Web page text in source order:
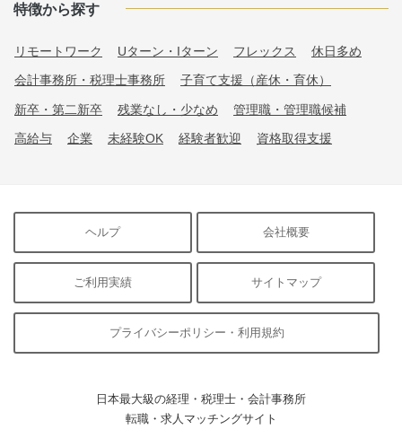
特徴から探す
リモートワーク Uターン・Iターン フレックス 休日多め
会計事務所・税理士事務所 子育て支援（産休・育休）
新卒・第二新卒 残業なし・少なめ 管理職・管理職候補
高給与 企業 未経験OK 経験者歓迎 資格取得支援
ヘルプ 会社概要
ご利用実績 サイトマップ
プライバシーポリシー・利用規約
日本最大級の経理・税理士・会計事務所
転職・求人マッチングサイト